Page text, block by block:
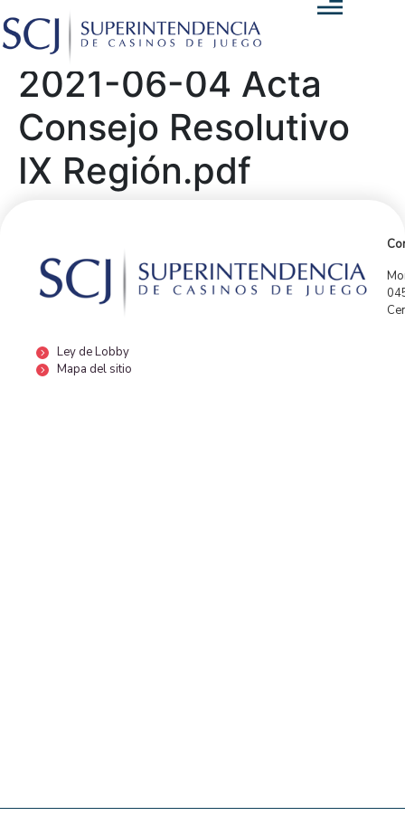
2021-06-04 Acta
Consejo Resolutivo
IX Región.pdf
Ley de Lobby
Mapa del sitio